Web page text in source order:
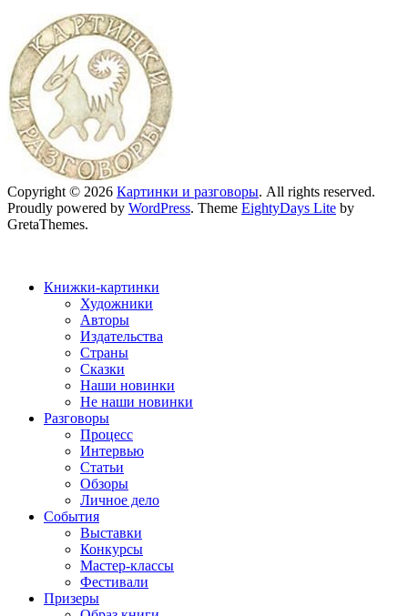
Copyright © 2026 Картинки и разговоры. All rights reserved.
Proudly powered by WordPress. Theme EightyDays Lite by
GretaThemes.
Книжки-картинки
Художники
Авторы
Издательства
Страны
Сказки
Наши новинки
Не наши новинки
Разговоры
Процесс
Интервью
Статьи
Обзоры
Личное дело
События
Выставки
Конкурсы
Мастер-классы
Фестивали
Призеры